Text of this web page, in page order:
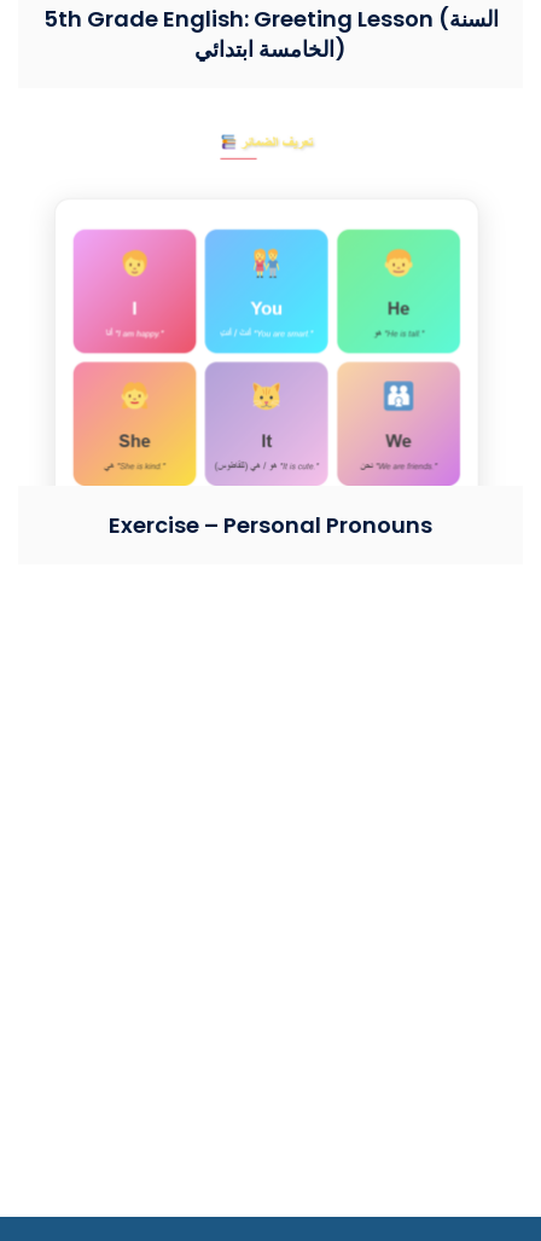
5th Grade English: Greeting Lesson (السنة
الخامسة ابتدائي)
Exercise – Personal Pronouns